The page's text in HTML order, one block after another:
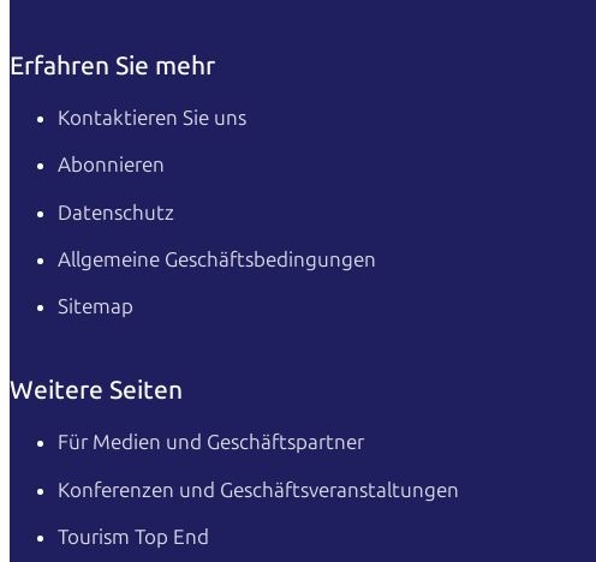
Erfahren Sie mehr
Kontaktieren Sie uns
Abonnieren
Datenschutz
Allgemeine Geschäftsbedingungen
Sitemap
Weitere Seiten
Für Medien und Geschäftspartner
Konferenzen und Geschäftsveranstaltungen
Tourism Top End